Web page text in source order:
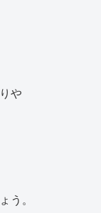
や
う。